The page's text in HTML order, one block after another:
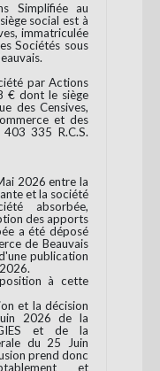
Simplifiée au
social est à
immatriculée
Sociétés sous
par Actions
€ dont le siège
des Censives,
et des
335 R.C.S.
2026 entre la
et la société
absorbée,
des apports
a été déposé
de Beauvais
publication
à cette
et la décision
2026 de la
et de la
du 25 Juin
prend donc
et